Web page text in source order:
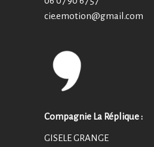
cie.emotion@gmail.com
Compagnie La Réplique :
GISELE GRANGE